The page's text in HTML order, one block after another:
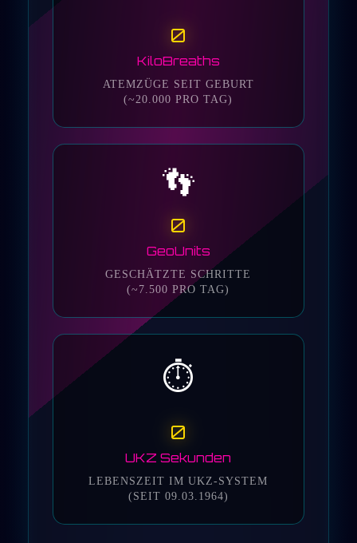
0
KiloBreaths
ATEMZÜGE SEIT GEBURT
(~20.000 PRO TAG)
👣
0
GeoUnits
GESCHÄTZTE SCHRITTE
(~7.500 PRO TAG)
⏱️
0
UKZ Sekunden
LEBENSZEIT IM UKZ-SYSTEM
(SEIT 09.03.1964)